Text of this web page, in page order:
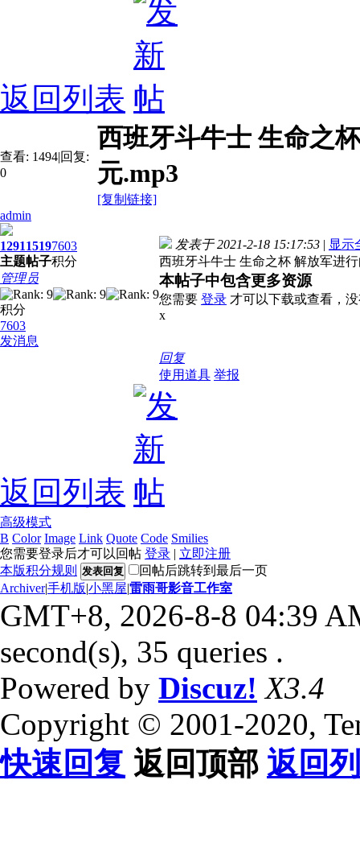
返回列表
查看: 1494|回复:
0
西班牙斗牛士 生命之
元.mp3
[复制链接]
admin
1291
主题
1519
帖子
7603
积分
管理员
积分
7603
发消息
发表于 2021-2-18 15:17:53 | 显示
西班牙斗牛士 生命之杯 解放军进
本帖子中包含更多资源
您需要 登录 才可以下载或查看，
x
回复
使用道具 举报
返回列表
高级模式
B Color Image Link Quote Code Smilies
您需要登录后才可以回帖 登录 | 立即注册
本版积分规则
发表回复
回帖后跳转到最后一页
Archiver|手机版|小黑屋|雷雨哥影音工作室
GMT+8, 2026-8-8 04:39
second(s), 35 queries .
Powered by Discuz! X3.4
Copyright © 2001-2020,
快速回复 返回顶部 返回